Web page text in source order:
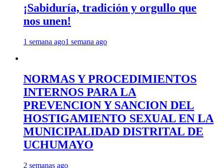
¡Sabiduría, tradición y orgullo que
nos unen!
1 semana ago1 semana ago
NORMAS Y PROCEDIMIENTOS
INTERNOS PARA LA
PREVENCION Y SANCION DEL
HOSTIGAMIENTO SEXUAL EN LA
MUNICIPALIDAD DISTRITAL DE
UCHUMAYO
2 semanas ago